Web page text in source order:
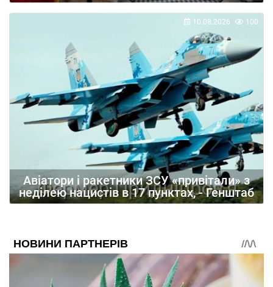
Авіатори і ракетники ЗСУ «привітали» з
неділею нацистів в 17 пунктах, - Генштаб
10.08.2026 100